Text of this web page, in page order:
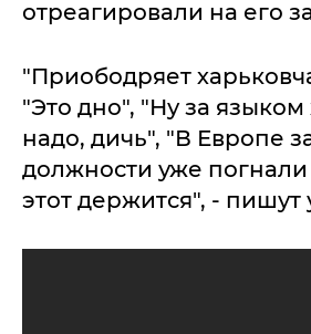
отреагировали на его
"Приободряет
"Это дно", "Ну за
надо, дичь", "В Европе
должности уже погнали
этот держится", -